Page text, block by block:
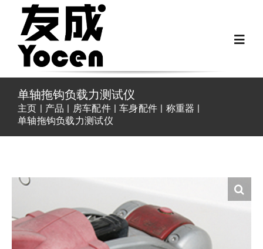
首页
关于我们
Fiat Ducato零件
单轴拖钩负载力测试仪
主页 产品 房车配件 车身配件
称重器
单轴拖钩负载力测试仪